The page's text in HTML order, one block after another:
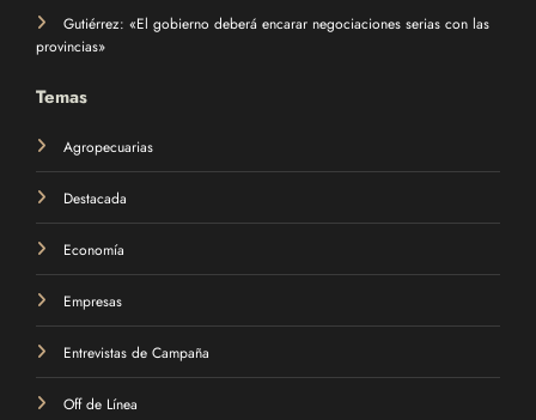
Gutiérrez: «El gobierno deberá encarar negociaciones serias con las
provincias»
Temas
Agropecuarias
Destacada
Economía
Empresas
Entrevistas de Campaña
Off de Línea